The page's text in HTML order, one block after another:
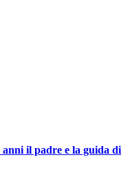
anni il padre e la guida di